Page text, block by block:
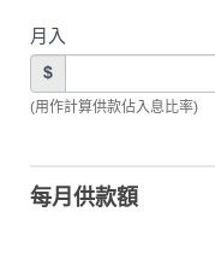
月入
$
(用作計算供款佔入息比率)
每月供款額